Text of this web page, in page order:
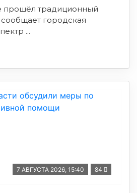
прошёл традиционный
городская
...
7 АВГУСТА 2026, 15:40 84